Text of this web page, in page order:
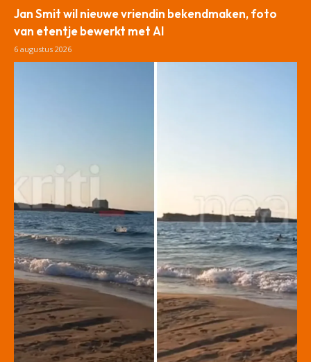
Jan Smit wil nieuwe vriendin bekendmaken, foto
van etentje bewerkt met AI
6 augustus 2026